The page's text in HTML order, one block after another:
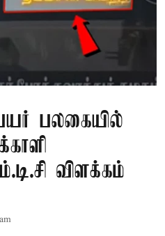
பலகையில்
விளக்கம்